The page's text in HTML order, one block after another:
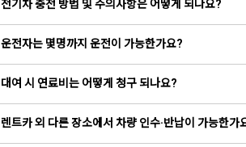
전기차 충전 방법 및 주의사항은 어떻게 되나요?
운전자는 몇명까지 운전이 가능한가요?
대여 시 연료비는 어떻게 청구 되나요?
렌트카 외 다른 장소에서 차량 인수·반납이 가능한가